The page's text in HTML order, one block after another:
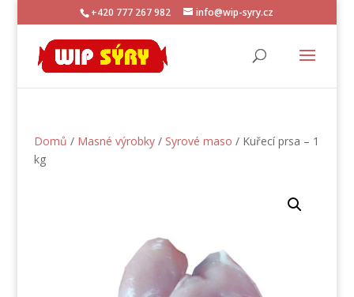
+420 777 267 982 info@wip-syry.cz
Domů / Masné výrobky/ Syrové maso / Kuřecí prsa – 1
kg